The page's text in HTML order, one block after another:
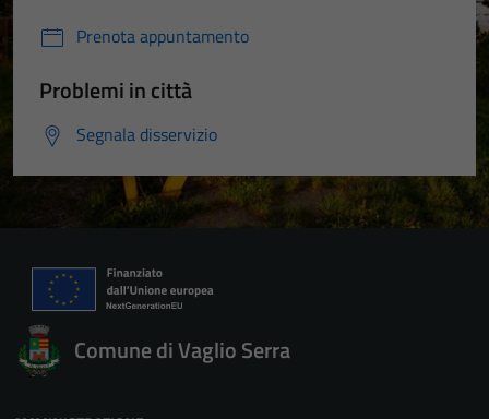
Prenota appuntamento
Problemi in città
Segnala disservizio
Comune di Vaglio Serra